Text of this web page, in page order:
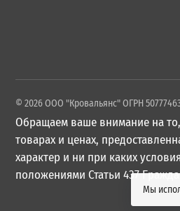
© 2026 ООО "Кровальянс" ОГРН
Обращаем ваше внимание на
товарах и ценах,
характер и ни при каких
положениями Статьи 437
Мы